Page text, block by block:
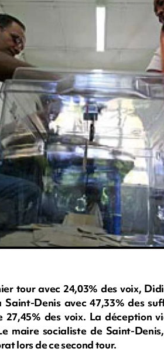
tour avec 24,03% des voix,
Denis avec 47,33% des
des voix. La déception
maire socialiste de Saint-
lors de ce second tour.